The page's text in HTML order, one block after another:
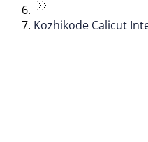
Kozhikode Calicut